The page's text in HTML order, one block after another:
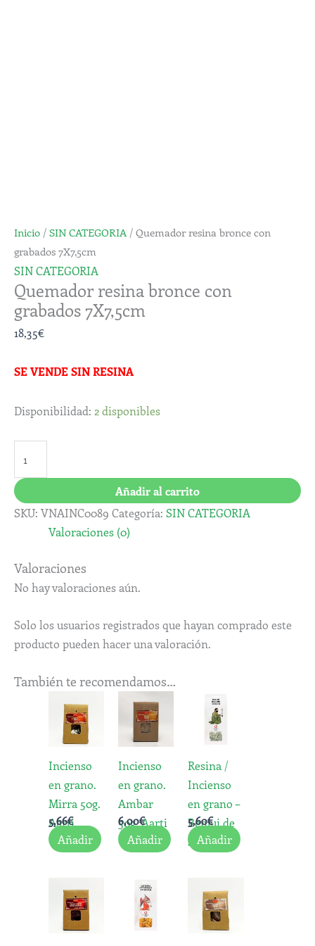
Inicio / SIN CATEGORIA/ Quemador resina bronce con
grabados 7X7,5cm
SIN CATEGORIA
Quemador resina bronce con
grabados 7X7,5cm
18,35€
SE VENDE SIN RESINA
Disponibilidad: 2 disponibles
Añadir al carrito
SKU: VNAINC0089 Categoría: SIN CATEGORIA
Valoraciones (0)
Valoraciones
No hay valoraciones aún.
Solo los usuarios registrados que hayan comprado este
producto pueden hacer una valoración.
También te recomendamos…
Incienso
en grano.
Mirra 50g.
Aarti
5,66€
Añadir
Incienso
en grano.
Ambar
50g. Aarti
6,00€
Añadir
Resina /
Incienso
en grano –
Benjui de
Sumatra
5,60€
Añadir